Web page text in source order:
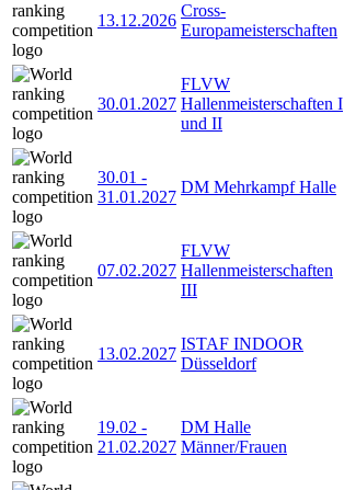
13.12.2026
Cross-
Europameisterschaften
30.01.2027
FLVW
Hallenmeisterschaften I
und II
30.01 -
31.01.2027
DM Mehrkampf Halle
07.02.2027
FLVW
Hallenmeisterschaften
III
13.02.2027
ISTAF INDOOR
Düsseldorf
19.02 -
21.02.2027
DM Halle
Männer/Frauen